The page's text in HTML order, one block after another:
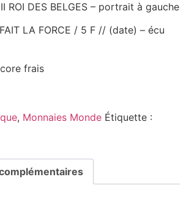
ROI DES BELGES – portrait à gauche
LA FORCE / 5 F // (date) – écu
frais
, Monnaies Monde Étiquette :